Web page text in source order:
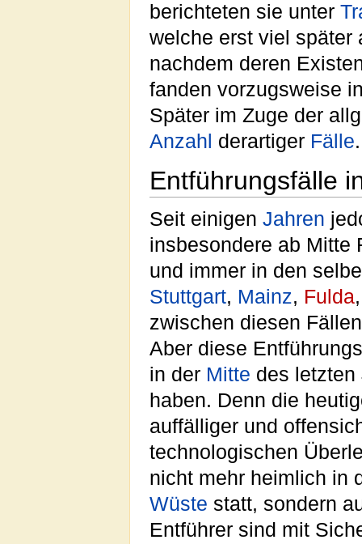
berichteten sie unter
welche erst viel später
nachdem deren
fanden vorzugsweise
Später im Zuge der
Anzahl derartiger Fälle.
Entführungsfälle
Seit einigen Jahren
insbesondere ab Mitte
und immer in den
Stuttgart, Mainz, Fulda
zwischen diesen
Aber diese
in der Mitte des letzten
haben. Denn die
auffälliger und
technologischen
nicht mehr heimlich in
Wüste statt, sondern
Entführer sind mit